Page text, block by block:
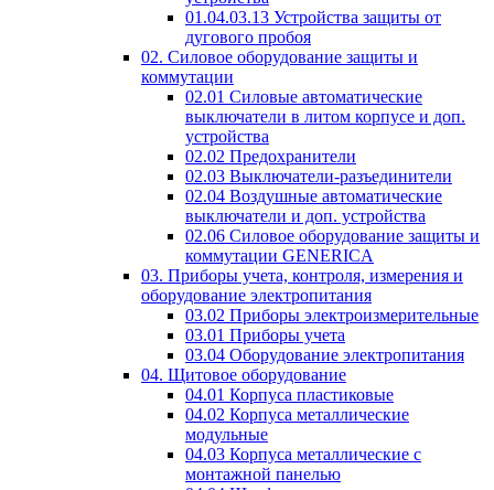
01.04.03.13 Устройства защиты от
дугового пробоя
02. Силовое оборудование защиты и
коммутации
02.01 Силовые автоматические
выключатели в литом корпусе и доп.
устройства
02.02 Предохранители
02.03 Выключатели-разъединители
02.04 Воздушные автоматические
выключатели и доп. устройства
02.06 Силовое оборудование защиты и
коммутации GENERICA
03. Приборы учета, контроля, измерения и
оборудование электропитания
03.02 Приборы электроизмерительные
03.01 Приборы учета
03.04 Оборудование электропитания
04. Щитовое оборудование
04.01 Корпуса пластиковые
04.02 Корпуса металлические
модульные
04.03 Корпуса металлические с
монтажной панелью